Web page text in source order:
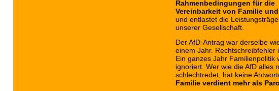
Rahmenbedingungen für die
Vereinbarkeit von Familie
und entlastet die
unserer Gesellschaft.
Der AfD-Antrag war derselbe
einem Jahr. Rechtschreibfehler
Ein ganzes Jahr Familienpolitik
ignoriert. Wer wie die AfD alles
schlechtredet, hat keine
Familie verdient mehr als